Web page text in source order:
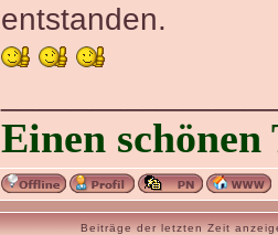
entstanden.
Einen
Beiträge der letzten Zeit